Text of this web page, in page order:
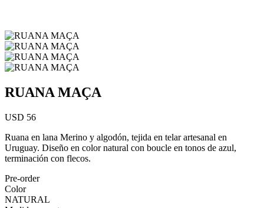
RUANA MAÇA
USD 56
Ruana en lana Merino y algodón, tejida en telar artesanal en
Uruguay. Diseño en color natural con boucle en tonos de azul,
terminación con flecos.
Pre-order
Color
NATURAL